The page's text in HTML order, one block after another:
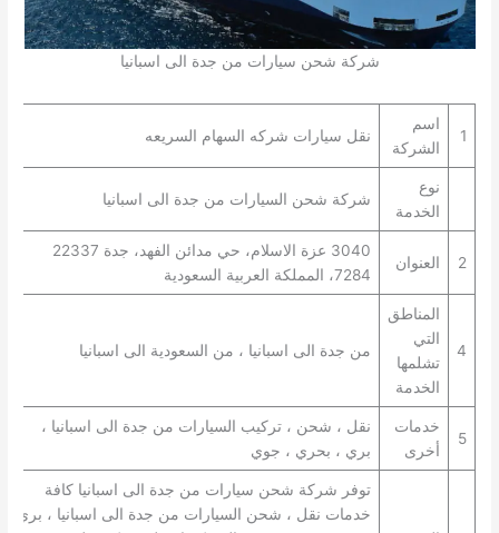
شركة شحن سيارات من جدة الى اسبانيا
1
اسم
الشركة
نقل سيارات شركه السهام السريعه
نوع
الخدمة
شركة شحن السيارات من جدة الى اسبانيا
2 العنوان
3040 عزة الاسلام، حي مدائن الفهد، جدة 22337
7284، المملكة العربية السعودية
4
المناطق
التي
تشلمها
الخدمة
من جدة الى اسبانيا ، من السعودية الى اسبانيا
5
خدمات
أخرى
نقل ، شحن ، تركيب السيارات من جدة الى اسبانيا ،
بري ، بحري ، جوي
توفر شركة شحن سيارات من جدة الى اسبانيا كافة
خدمات نقل ، شحن السيارات من جدة الى اسبانيا ، بري